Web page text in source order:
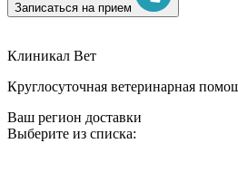
Записаться на прием
Клиникал Вет
Круглосуточная ветеринарная
Ваш регион доставки
Выберите из списка: